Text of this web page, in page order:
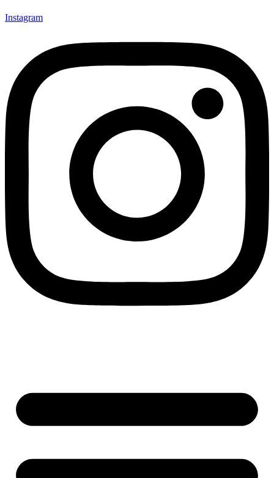
Instagram